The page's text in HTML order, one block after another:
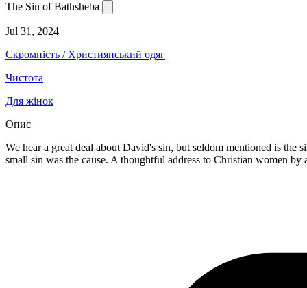
The Sin of Bathsheba
Jul 31, 2024
Скромність / Християнський одяг
Чистота
Для жінок
Опис
We hear a great deal about David's sin, but seldom mentioned is
small sin was the cause. A thoughtful address to Christian women by